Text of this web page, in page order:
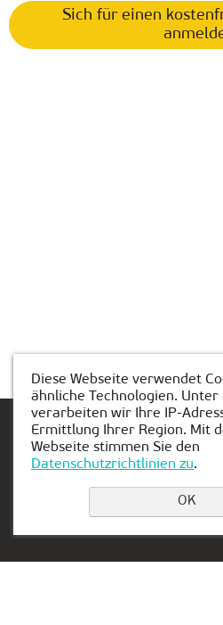
Sich für einen
Einen Platz
Diese Webseite verwendet
ähnliche Technologien.
verarbeiten wir Ihre IP-
Ermittlung Ihrer Region. Mit
Webseite stimmen Sie den
Datenschutzrichtlinien zu.
OK